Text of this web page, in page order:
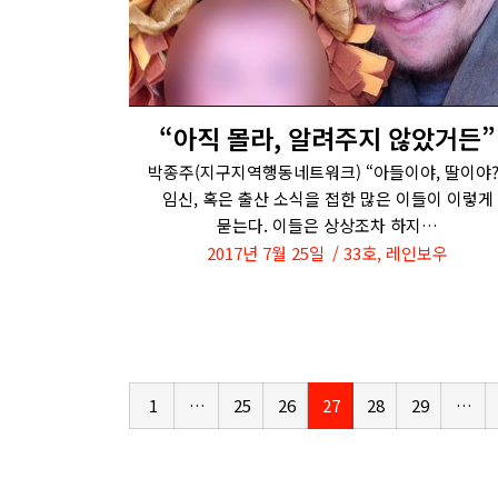
“아직 몰라, 알려주지 않았거든”
박종주(지구지역행동네트워크) “아들이야, 딸이야
임신, 혹은 출산 소식을 접한 많은 이들이 이렇게
묻는다. 이들은 상상조차 하지…
2017년 7월 25일
33호, 레인보우
1 … 25 26 27 28 29 …